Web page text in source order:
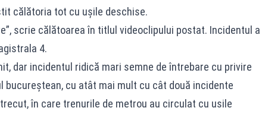
călătoria tot cu ușile deschise.
scrie călătoarea în titlul videoclipului postat. Incidentul a
4.
dar incidentul ridică mari semne de întrebare cu privire
cu atât mai mult cu cât două incidente
în care trenurile de metrou au circulat cu usile